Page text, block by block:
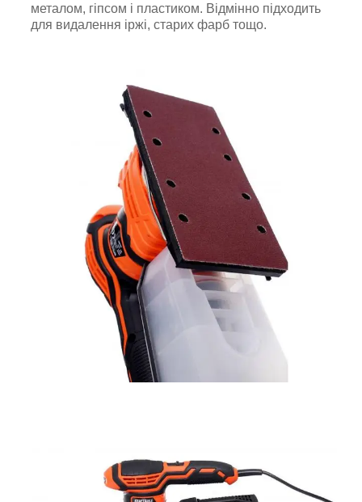
металом, гіпсом і пластиком. Відмінно підходить
для видалення іржі, старих фарб тощо.